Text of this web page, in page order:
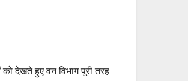
देखते हुए वन विभाग पूरी तरह